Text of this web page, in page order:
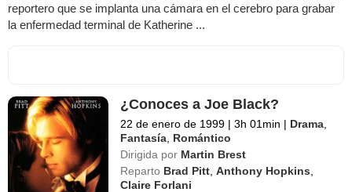
reportero que se implanta una cámara en el cerebro para grabar
la enfermedad terminal de Katherine ...
¿Conoces a Joe Black?
22 de enero de 1999 | 3h 01min | Drama
Fantasía Romántico
Dirigida por Martin Brest
Reparto Brad Pitt ,Anthony Hopkins
Claire Forlani